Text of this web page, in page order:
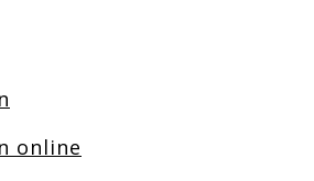
online